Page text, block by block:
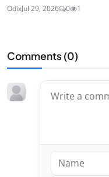
OdixJul 29, 2026 0 1
Comments (0)